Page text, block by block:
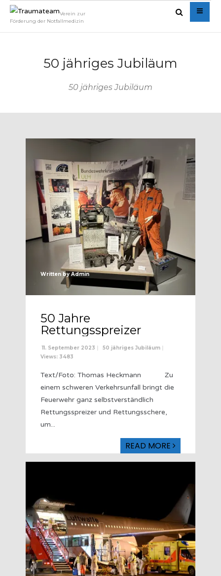
Verein zur
Förderung der Notfallmedizin
50 jähriges Jubiläum
50 jähriges Jubiläum
Written by Admin
50 Jahre
Rettungsspreizer
11. September 2023 | 50 jähriges Jubiläum |
Views: 3483
Text/Foto: Thomas Heckmann Zu
einem schweren Verkehrsunfall bringt die
Feuerwehr ganz selbstverständlich
Rettungsspreizer und Rettungsschere,
um...
READ MORE